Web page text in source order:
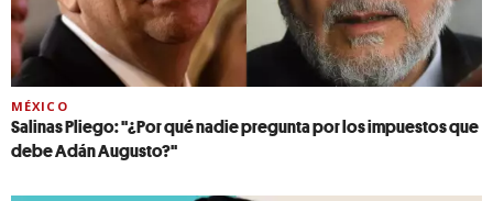
MÉXICO
Salinas Pliego: ''¿Por qué nadie pregunta por los impuestos que
debe Adán Augusto?''